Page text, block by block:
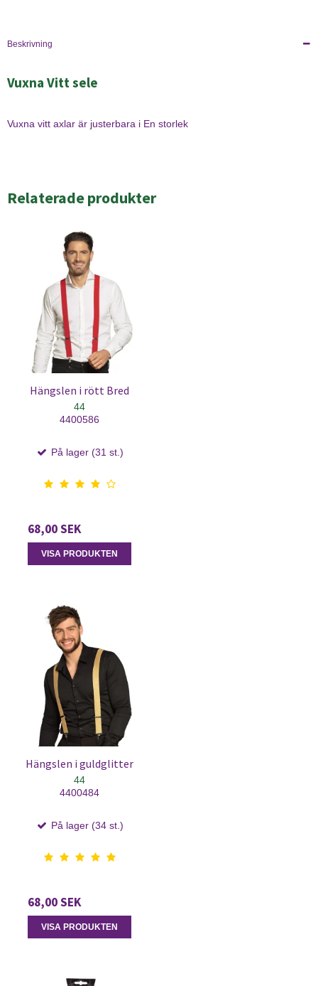
Beskrivning
Vuxna Vitt sele
Vuxna vitt axlar är justerbara i En storlek
Relaterade produkter
Hängslen i rött Bred
44
4400586
På lager (31 st.)
68,00 SEK
VISA PRODUKTEN
Hängslen i guldglitter
44
4400484
På lager (34 st.)
68,00 SEK
VISA PRODUKTEN